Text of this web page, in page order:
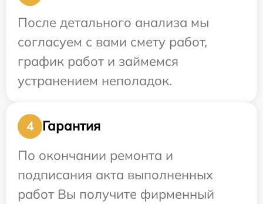
После детального анализа мы
согласуем с вами смету работ,
график работ и займемся
устранением неполадок.
4
Гарантия
По окончании ремонта и
подписания акта выполненных
работ Вы получите фирменный